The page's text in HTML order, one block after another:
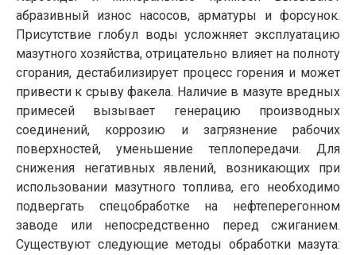
абразивный износ насосов, арматуры и форсунок.
Присутствие глобул воды усложняет эксплуатацию
мазутного хозяйства, отрицательно влияет на полноту
сгорания, дестабилизирует процесс горения и может
привести к срыву факела. Наличие в мазуте вредных
примесей вызывает генерацию производных
соединений, коррозию и загрязнение рабочих
поверхностей, уменьшение теплопередачи. Для
снижения негативных явлений, возникающих при
использовании мазутного топлива, его необходимо
подвергать спецобработке на нефтеперегонном
заводе или непосредственно перед сжиганием.
Существуют следующие методы обработки мазута: